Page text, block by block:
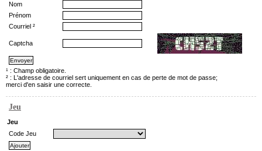
Nom
Prénom
Courriel ²
Captcha
¹ : Champ obligatoire.
² : L'adresse de courriel sert uniquement en cas de perte de mot de passe;
merci d'en saisir une correcte.
Jeu
Jeu
Code Jeu